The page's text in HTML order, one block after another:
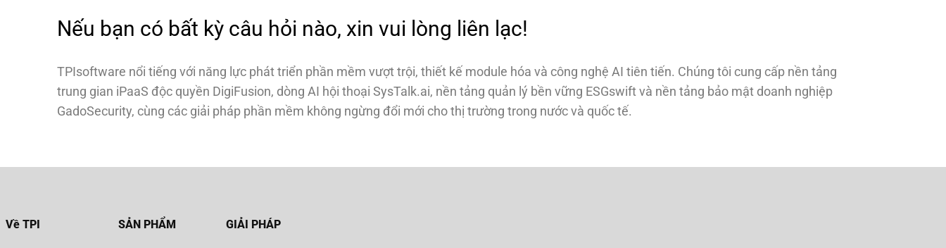
Nếu bạn có bất kỳ câu hỏi nào, xin vui lòng liên lạc!
TPIsoftware nổi tiếng với năng lực phát triển phần mềm vượt trội, thiết kế module hóa và công nghệ AI tiên tiến. Chúng tôi cung cấp nền tảng
trung gian iPaaS độc quyền DigiFusion, dòng AI hội thoại SysTalk.ai, nền tảng quản lý bền vững ESGswift và nền tảng bảo mật doanh nghiệp
GadoSecurity, cùng các giải pháp phần mềm không ngừng đổi mới cho thị trường trong nước và quốc tế.
Về TPI SẢN PHẨM GIẢI PHÁP